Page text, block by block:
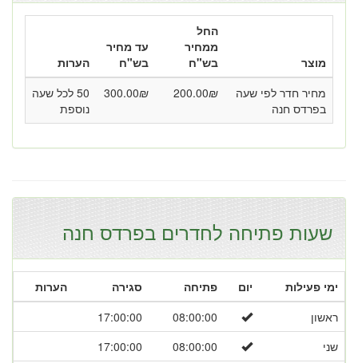
מוצר
החל
ממחיר
בש"ח
עד מחיר
בש"ח
הערות
מחיר חדר לפי שעה
בפרדס חנה
200.00₪
300.00₪
50 לכל שעה
נוספת
שעות פתיחה לחדרים בפרדס חנה
ימי פעילות יום פתיחה סגירה
הערות
ראשון
08:00:00
17:00:00
שני
08:00:00
17:00:00